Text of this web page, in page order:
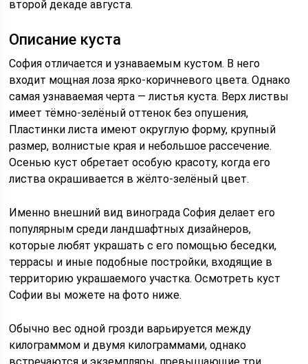
второй декаде августа.
Описание куста
София отличается и узнаваемым кустом. В него
входит мощная лоза ярко-коричневого цвета. Однако
самая узнаваемая черта — листья куста. Верх листвы
имеет тёмно-зелёный оттенок без опушения,
Пластинки листа имеют округлую форму, крупный
размер, волнистые края и небольшое рассечение.
Осенью куст обретает особую красоту, когда его
листва окрашивается в жёлто-зелёный цвет.
Именно внешний вид винограда София делает его
популярным среди ландшафтных дизайнеров,
которые любят украшать с его помощью беседки,
террасы и иные подобные постройки, входящие в
территорию украшаемого участка. Осмотреть куст
Софии вы можете на фото ниже.
Обычно вес одной грозди варьируется между
килограммом и двумя килограммами, однако